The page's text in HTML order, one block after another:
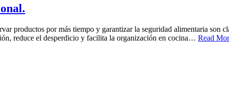
productos por más tiempo y garantizar la seguridad alimentaria son
reduce el desperdicio y facilita la organización en cocina… Read